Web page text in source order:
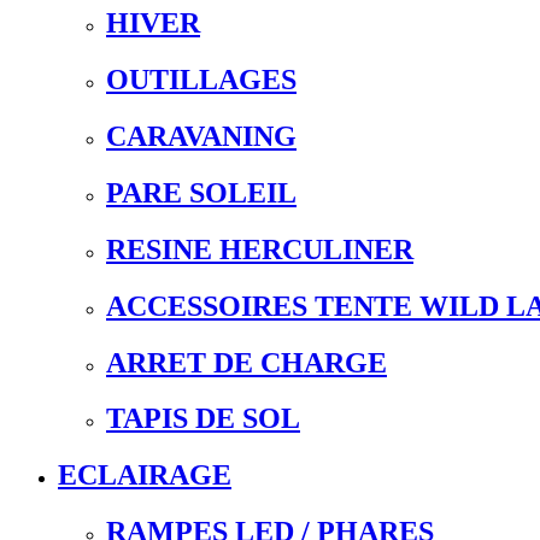
HIVER
OUTILLAGES
CARAVANING
PARE SOLEIL
RESINE HERCULINER
ACCESSOIRES TENTE WILD
ARRET DE CHARGE
TAPIS DE SOL
ECLAIRAGE
RAMPES LED / PHARES